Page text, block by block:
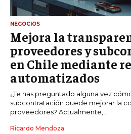
NEGOCIOS
Mejora la
proveedores y
en Chile mediante
automatizados
¿Te has preguntado alguna vez
subcontratación puede mejorar la
proveedores? Actualmente,...
Ricardo Mendoza